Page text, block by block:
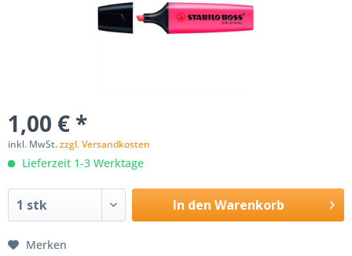
1,00 € *
inkl. MwSt.zzgl. Versandkosten
Lieferzeit 1-3 Werktage
In den Warenkorb
Merken